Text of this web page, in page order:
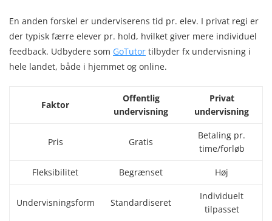
En anden forskel er underviserens tid pr. elev. I privat regi er
der typisk færre elever pr. hold, hvilket giver mere individuel
feedback. Udbydere som GoTutor tilbyder fx undervisning i
hele landet, både i hjemmet og online.
Faktor
Offentlig
undervisning
Privat
undervisning
Pris Gratis
Betaling pr.
time/forløb
Fleksibilitet Begrænset Høj
Undervisningsform Standardiseret
Individuelt
tilpasset